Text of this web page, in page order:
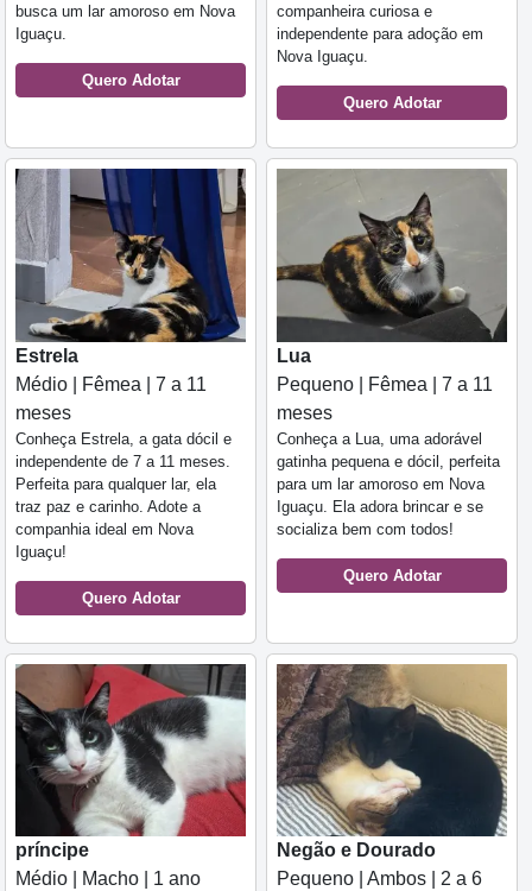
busca um lar amoroso em Nova
Iguaçu.
Quero Adotar
companheira curiosa e
independente para adoção em
Nova Iguaçu.
Quero Adotar
Estrela
Médio | Fêmea | 7 a 11
meses
Conheça Estrela, a gata dócil e
independente de 7 a 11 meses.
Perfeita para qualquer lar, ela
traz paz e carinho. Adote a
companhia ideal em Nova
Iguaçu!
Quero Adotar
Lua
Pequeno | Fêmea | 7 a 11
meses
Conheça a Lua, uma adorável
gatinha pequena e dócil, perfeita
para um lar amoroso em Nova
Iguaçu. Ela adora brincar e se
socializa bem com todos!
Quero Adotar
príncipe
Médio | Macho | 1 ano
Negão e Dourado
Pequeno | Ambos | 2 a 6